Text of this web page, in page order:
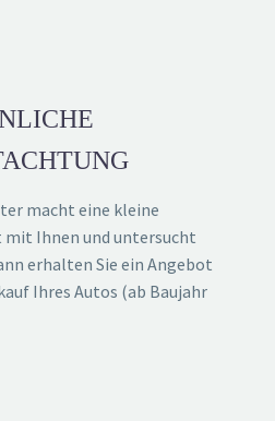
macht eine kleine
Ihnen und untersucht
erhalten Sie ein Angebot
Ihres Autos (ab Baujahr